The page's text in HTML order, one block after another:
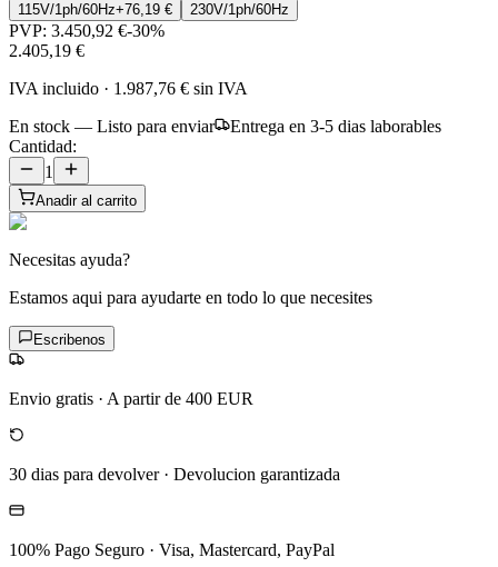
115V/1ph/60Hz+76,19 € 230V/1ph/60Hz
PVP: 3.450,92 €-30%
2.405,19 €
IVA incluido · 1.987,76 € sin IVA
En stock — Listo para enviar
Entrega en 3-5 dias laborables
Cantidad:
1
Anadir al carrito
Necesitas ayuda?
Estamos aqui para ayudarte en todo lo que necesites
Escribenos
Envio gratis · A partir de 400 EUR
30 dias para devolver· Devolucion garantizada
100% Pago Seguro · Visa, Mastercard, PayPal